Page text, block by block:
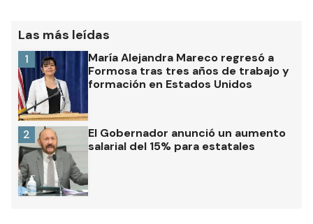
Las más leídas
María Alejandra Mareco regresó a
Formosa tras tres años de trabajo y
formación en Estados Unidos
1
El Gobernador anunció un aumento
salarial del 15% para estatales
2